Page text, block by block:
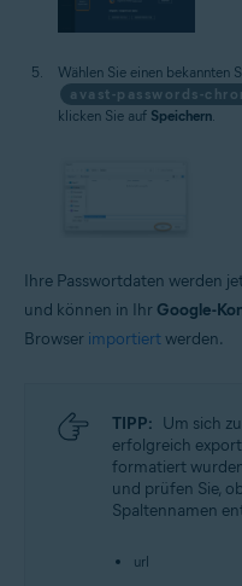
Wählen Sie einen bekannten
avast-passwords-
klicken Sie auf Speichern.
Ihre Passwortdaten werden
und können in Ihr Google-
Browser importiertwerden.
TIPP: Um sich
erfolgreich
formatiert
und prüfen Sie,
Spaltennamen
url